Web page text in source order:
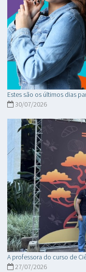
Estes são os últimos dias
30/07/2026
A professora do curso de
27/07/2026